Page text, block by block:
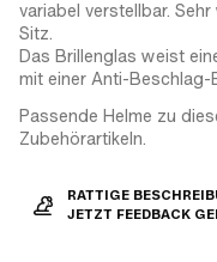
variabel verstellbar.
Sitz.
Das Brillenglas weist
mit einer Anti-
Passende Helme zu
Zubehörartikeln.
RATTIGE
JETZT FEEDBACK